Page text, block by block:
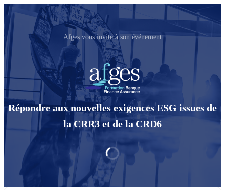
Afges vous invite à son événement
Répondre aux nouvelles exigences ESG issues de
la CRR3 et de la CRD6